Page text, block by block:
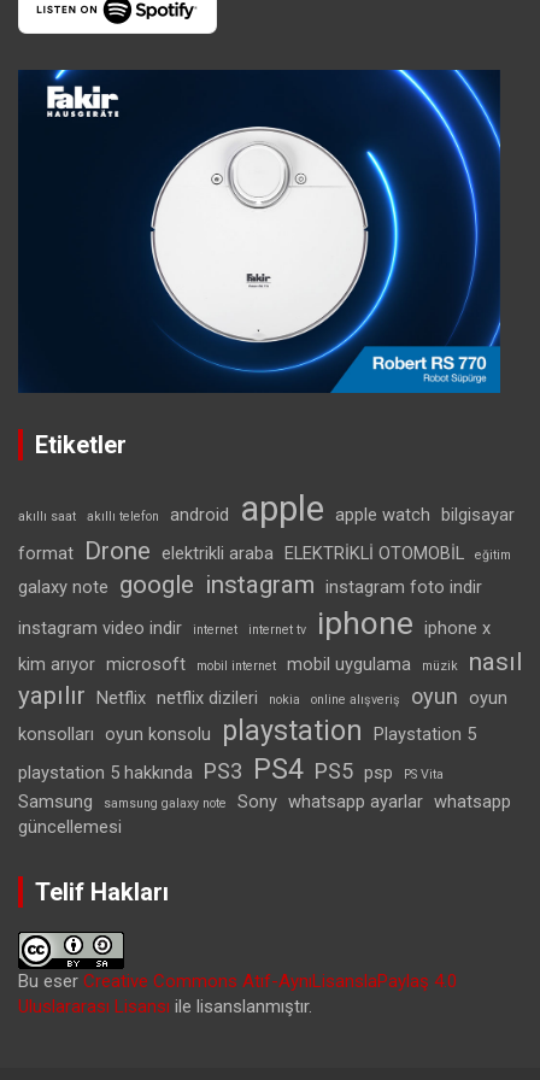
Etiketler
akıllı saat akıllı telefon android apple apple watch bilgisayar
format
Drone elektrikli araba ELEKTRİKLİ OTOMOBİL eğitim
galaxy note google instagram instagram foto indir
instagram video indir
internet internet tv iphone iphone x
kim arıyor microsoft mobil internet mobil uygulama müzik
nasıl
yapılır Netflix netflix dizileri nokia online alışveriş oyun
oyun
konsolları
oyun konsolu playstation
Playstation 5
playstation 5 hakkında PS3 PS4 PS5 psp PS Vita
Samsung samsung galaxy note Sony whatsapp ayarlar whatsapp
güncellemesi
Telif Hakları
Bu eser Creative Commons Atıf-AynıLisanslaPaylaş 4.0
Uluslararası Lisansı ile lisanslanmıştır.